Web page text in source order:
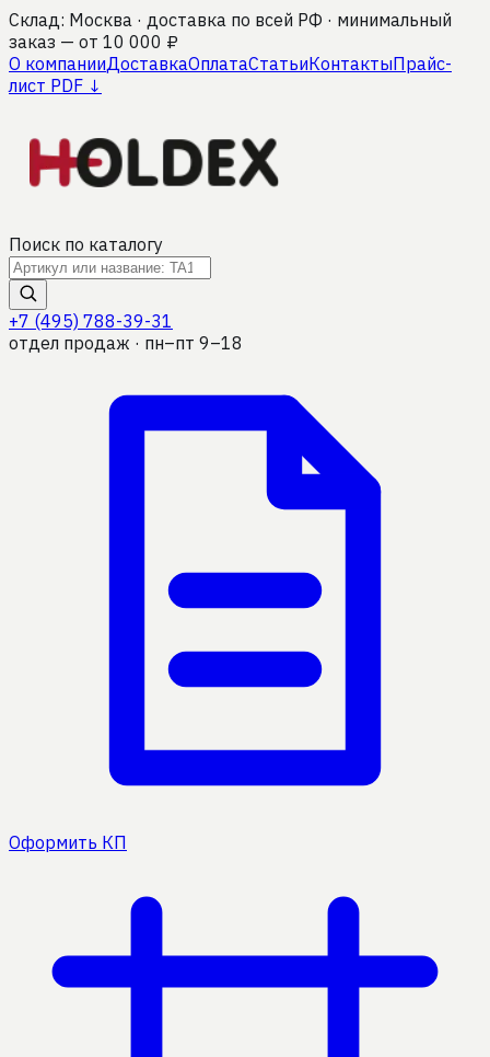
Склад: Москва · доставка по всей РФ · минимальный
заказ — от 10 000 ₽
О компанииДоставкаОплатаСтатьиКонтактыПрайс-
лист PDF ↓
Поиск по каталогу
+7 (495) 788-39-31
отдел продаж · пн–пт 9–18
Оформить КП